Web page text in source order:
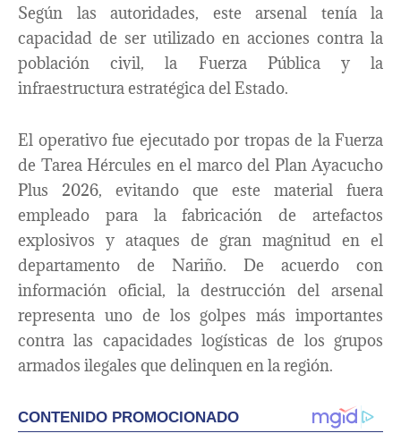
Según las autoridades, este arsenal tenía la
capacidad de ser utilizado en acciones contra la
población civil, la Fuerza Pública y la
infraestructura estratégica del Estado.
El operativo fue ejecutado por tropas de la Fuerza
de Tarea Hércules en el marco del Plan Ayacucho
Plus 2026, evitando que este material fuera
empleado para la fabricación de artefactos
explosivos y ataques de gran magnitud en el
departamento de Nariño. De acuerdo con
información oficial, la destrucción del arsenal
representa uno de los golpes más importantes
contra las capacidades logísticas de los grupos
armados ilegales que delinquen en la región.